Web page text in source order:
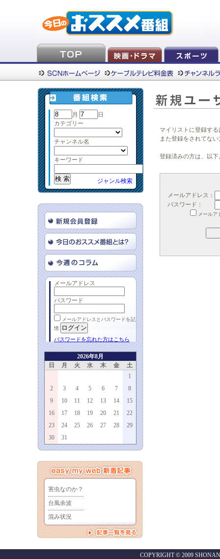
月
日
カテゴリー
チャンネル名
キーワード
ジャンル検索
メールアドレス
パスワード
メールアドレスとパスワードを記
憶
パスワードを忘れた方はこちら
2026年8月
日
月 火 水 木 金
土
1
2
3 4 5 6 7
8
9
10 11 12 13 14
15
16
17 18 19 20 21
22
23
24 25 26 27 28
29
30
31
マイリストに登録す
また登録をされてな
登録済みの方は、以
メールアドレス：
パスワード：
メールア
COPYRIGHT © 2009